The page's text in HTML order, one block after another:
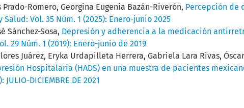
Romero, Georgina Eugenia Bazán-Riverón, Percepción de
Salud: Vol. 35 Núm. 1 (2025): Enero-junio 2025
Sánchez-Sosa, Depresión y adherencia a la medicación
29 Núm. 1 (2019): Enero-junio de 2019
Juárez, Eryka Urdapilleta Herrera, Gabriela Lara Rivas,
Hospitalaria (HADS) en una muestra de pacientes
DICIEMBRE DE 2021